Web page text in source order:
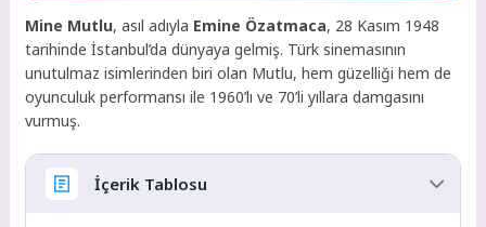
Mine Mutlu, asıl adıyla Emine Özatmaca, 28 Kasım 1948
tarihinde İstanbul’da dünyaya gelmiş. Türk sinemasının
unutulmaz isimlerinden biri olan Mutlu, hem güzelliği hem de
oyunculuk performansı ile 1960’lı ve 70’li yıllara damgasını
vurmuş.
İçerik Tablosu